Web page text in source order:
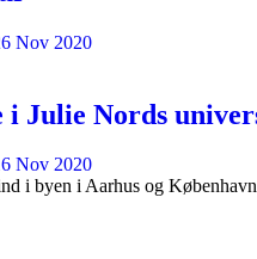
Nov 2020
Julie Nords
Nov 2020
i byen i Aarhus og København